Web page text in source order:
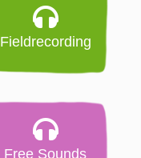
Fieldrecording
Free Sounds